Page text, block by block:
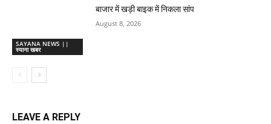
SAYANA NEWS ||
स्याना खबर
बाजार में खड़ी बाइक में निकला सांप
August 8, 2026
LEAVE A REPLY